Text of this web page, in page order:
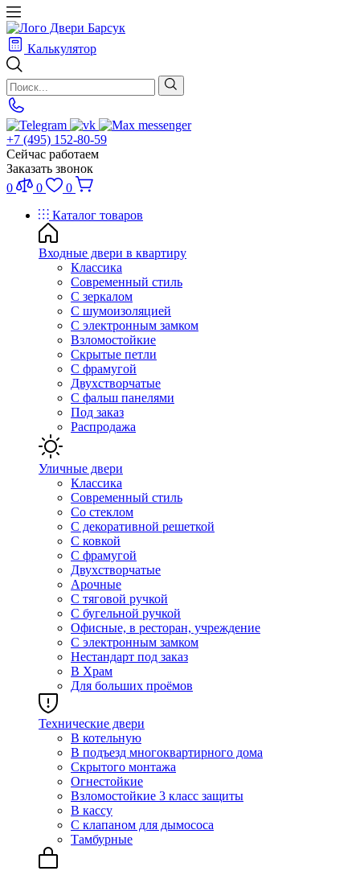
Калькулятор
+7 (495) 152-80-59
Сейчас работаем
Заказать звонок
0
0
0
Каталог товаров
Входные двери в квартиру
Классика
Современный стиль
С зеркалом
С шумоизоляцией
С электронным замком
Взломостойкие
Скрытые петли
С фрамугой
Двухстворчатые
С фальш панелями
Под заказ
Распродажа
Уличные двери
Классика
Современный стиль
Со стеклом
С декоративной решеткой
С ковкой
С фрамугой
Двухстворчатые
Арочные
С тяговой ручкой
С бугельной ручкой
Офисные, в ресторан, учреждение
С электронным замком
Нестандарт под заказ
В Храм
Для больших проёмов
Технические двери
В котельную
В подъезд многоквартирного дома
Скрытого монтажа
Огнестойкие
Взломостойкие 3 класс защиты
В кассу
С клапаном для дымососа
Тамбурные